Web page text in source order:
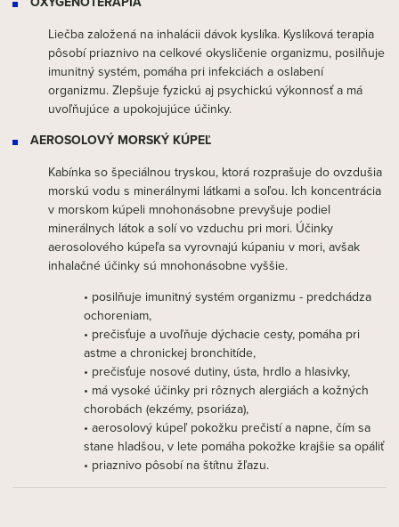
Liečba založená na inhalácii dávok kyslíka. Kyslíková terapia
pôsobí priaznivo na celkové okysličenie organizmu, posilňuje
imunitný systém, pomáha pri infekciách a oslabení
organizmu. Zlepšuje fyzickú aj psychickú výkonnosť a má
uvoľňujúce a upokojujúce účinky.
AEROSOLOVÝ MORSKÝ KÚPEĽ
Kabínka so špeciálnou tryskou, ktorá rozprašuje do ovzdušia
morskú vodu s minerálnymi látkami a soľou. Ich koncentrácia
v morskom kúpeli mnohonásobne prevyšuje podiel
minerálnych látok a solí vo vzduchu pri mori. Účinky
aerosolového kúpeľa sa vyrovnajú kúpaniu v mori, avšak
inhalačné účinky sú mnohonásobne vyššie.
• posilňuje imunitný systém organizmu - predchádza
ochoreniam,
• prečisťuje a uvoľňuje dýchacie cesty, pomáha pri
astme a chronickej bronchitíde,
• prečisťuje nosové dutiny, ústa, hrdlo a hlasivky,
• má vysoké účinky pri rôznych alergiách a kožných
chorobách (ekzémy, psoriáza),
• aerosolový kúpeľ pokožku prečistí a napne, čím sa
stane hladšou, v lete pomáha pokožke krajšie sa opáliť
• priaznivo pôsobí na štítnu žľazu.